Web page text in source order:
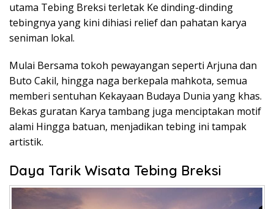
utama Tebing Breksi terletak Ke dinding-dinding
tebingnya yang kini dihiasi relief dan pahatan karya
seniman lokal.
Mulai Bersama tokoh pewayangan seperti Arjuna dan
Buto Cakil, hingga naga berkepala mahkota, semua
memberi sentuhan Kekayaan Budaya Dunia yang khas.
Bekas guratan Karya tambang juga menciptakan motif
alami Hingga batuan, menjadikan tebing ini tampak
artistik.
Daya Tarik Wisata Tebing Breksi